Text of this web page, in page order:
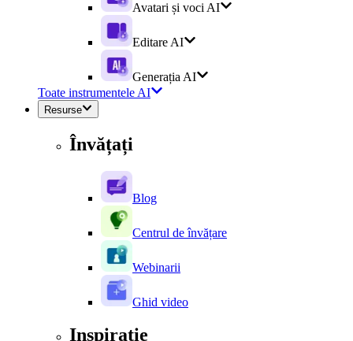
Avatari și voci AI
Editare AI
Generația AI
Toate instrumentele AI
Resurse
Învățați
Blog
Centrul de învățare
Webinarii
Ghid video
Inspirație